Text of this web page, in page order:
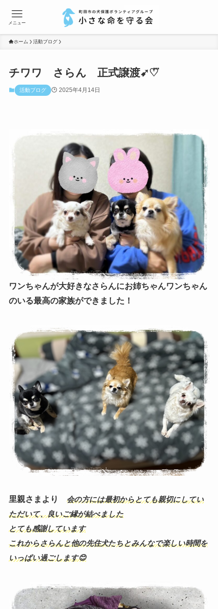
メニュー
ホーム 活動ブログ
チワワ さらん 正式譲渡➹♡⃛
活動ブログ 2025年4月14日
ワンちゃんが大好きなさらんにお姉ちゃんワンちゃん
のいる最高の家族ができました！
里親さまより
会の方には最初からとても親切にしてい
ただいて、良いご縁が結べました
とても感謝しています
これからさらんと他の先住犬たちとみんなで楽しい時間を
いっぱい過ごします😊